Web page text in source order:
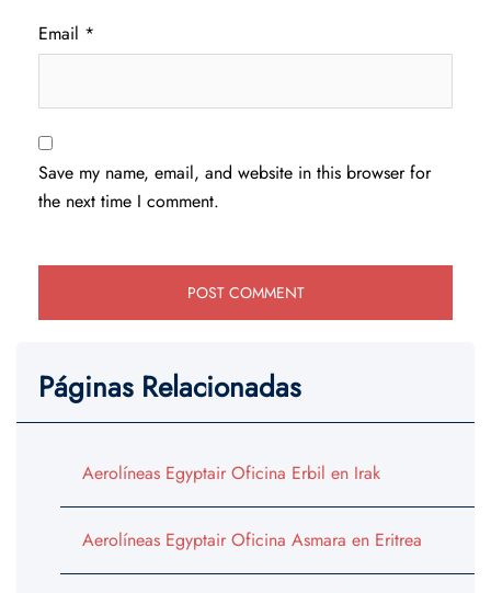
Email *
Save my name, email, and website in this browser for
the next time I comment.
Páginas Relacionadas
Aerolíneas Egyptair Oficina Erbil en Irak
Aerolíneas Egyptair Oficina Asmara en Eritrea